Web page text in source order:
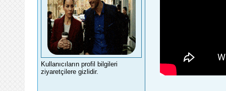
Kullanıcıların profil bilgileri
ziyaretçilere gizlidir.